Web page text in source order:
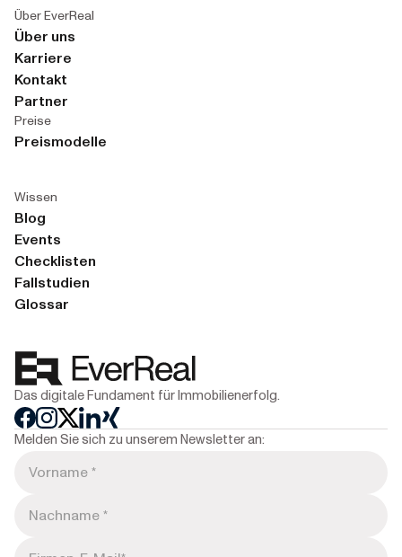
Über EverReal
Über uns
Karriere
Kontakt
Partner
Preise
Preismodelle
Wissen
Blog
Events
Checklisten
Fallstudien
Glossar
Das digitale Fundament für Immobilienerfolg.
Melden Sie sich zu unserem Newsletter an: